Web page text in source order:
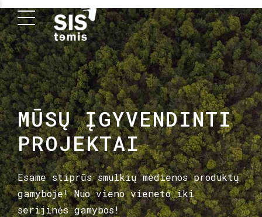
MŪSŲ ĮGYVENDINTI
PROJEKTAI
Esame stiprūs smulkių medienos produktų
gamyboje! Nuo vieno vieneto iki
serijinės gamybos!